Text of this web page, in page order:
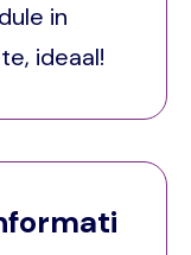
in
ideaal!